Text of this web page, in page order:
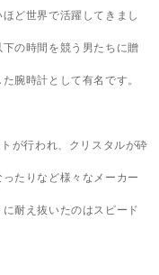
ど世界で活躍してきまし
の時間を競う男たちに贈
腕時計として有名です。
が行われ、クリスタルが砕
たりなど様々なメーカー
耐え抜いたのはスピード